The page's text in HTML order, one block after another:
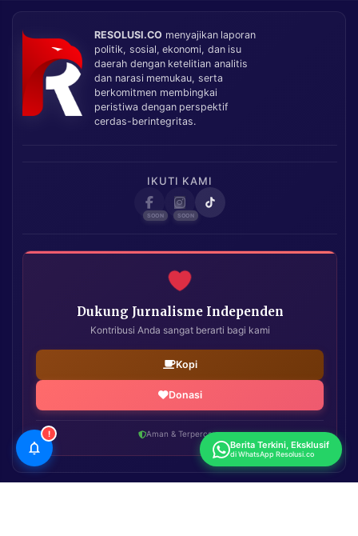
RESOLUSI.CO menyajikan laporan
politik, sosial, ekonomi, dan isu
daerah dengan ketelitian analitis
dan narasi memukau, serta
berkomitmen membingkai
peristiwa dengan perspektif
cerdas-berintegritas.
IKUTI KAMI
Dukung Jurnalisme Independen
Kontribusi Anda sangat berarti bagi kami
Kopi
Donasi
Aman & Terpercaya
!
Berita Terkini, Eksklusif
di WhatsApp Resolusi.co